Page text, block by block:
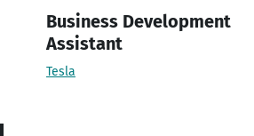
Business Development
Assistant
Tesla